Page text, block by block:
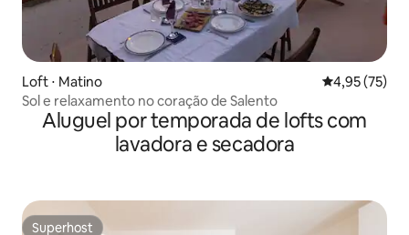
Loft ⋅ Matino 4,95 de uma
4,95 (75)
Sol e relaxamento no coração de Salento
Aluguel por temporada de lofts com
lavadora e secadora
Superhost